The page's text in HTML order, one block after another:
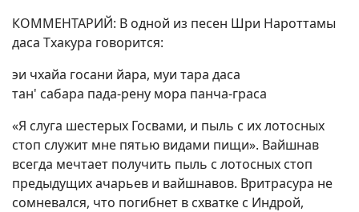
КОММЕНТАРИЙ: В одной из песен Шри Нароттамы
даса Тхакура говорится:
эи чхайа госани йара, муи тара даса
тан' сабара пада-рену мора панча-граса
«Я слуга шестерых Госвами, и пыль с их лотосных
стоп служит мне пятью видами пищи». Вайшнав
всегда мечтает получить пыль с лотосных стоп
предыдущих ачарьев и вайшнавов. Вритрасура не
сомневался, что погибнет в схватке с Индрой,